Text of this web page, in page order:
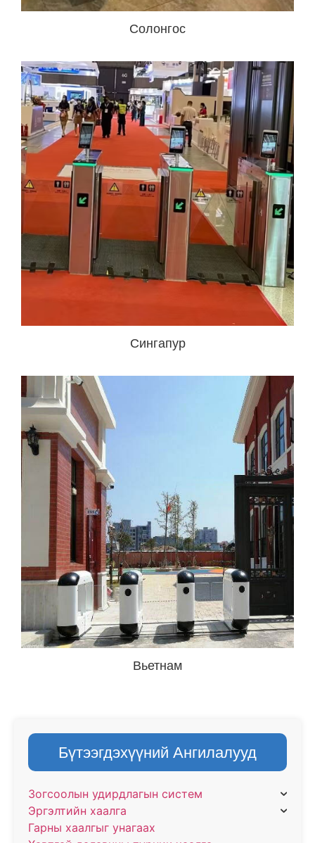
Бүтээгдэхүүний Ангилалууд
Зогсоолын удирдлагын систем
Эргэлтийн хаалга
Гарны хаалгыг унагаах
Солонгос
Сингапур
Вьетнам